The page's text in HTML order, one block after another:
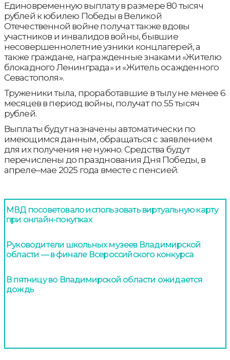
Единовременную выплату в размере 80 тысяч
рублей к юбилею Победы в Великой
Отечественной войне получат также вдовы
участников и инвалидов войны, бывшие
несовершеннолетние узники концлагерей, а
также граждане, награжденные знаками «Жителю
блокадного Ленинграда» и «Житель осажденного
Севастополя».
Труженики тыла, проработавшие в тылу не менее 6
месяцев в период войны, получат по 55 тысяч
рублей.
Выплаты будут назначены автоматически по
имеющимся данным, обращаться с заявлением
для их получения не нужно. Средства будут
перечислены до празднования Дня Победы, в
апреле–мае 2025 года вместе с пенсией.
МВД посоветовало использовать виртуальную карту
при онлайн-покупках
Руководители школьных музеев Владимирской
области — в финале Всероссийского конкурса
В пятницу во Владимирской области ожидается
дождь